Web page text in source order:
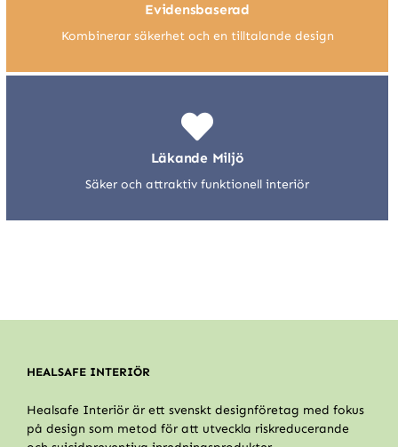
Evidensbaserad
Kombinerar säkerhet och en tilltalande design
Läkande Miljö
Säker och attraktiv funktionell interiör
HEALSAFE INTERIÖR
Healsafe Interiör är ett svenskt designföretag med fokus
på design som metod för att utveckla riskreducerande